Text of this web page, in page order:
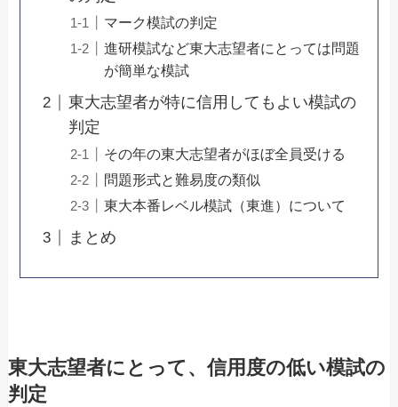
マーク模試の判定
進研模試など東大志望者にとっては問題
が簡単な模試
東大志望者が特に信用してもよい模試の
判定
その年の東大志望者がほぼ全員受ける
問題形式と難易度の類似
東大本番レベル模試（東進）について
まとめ
東大志望者にとって、信用度の低い模試の
判定